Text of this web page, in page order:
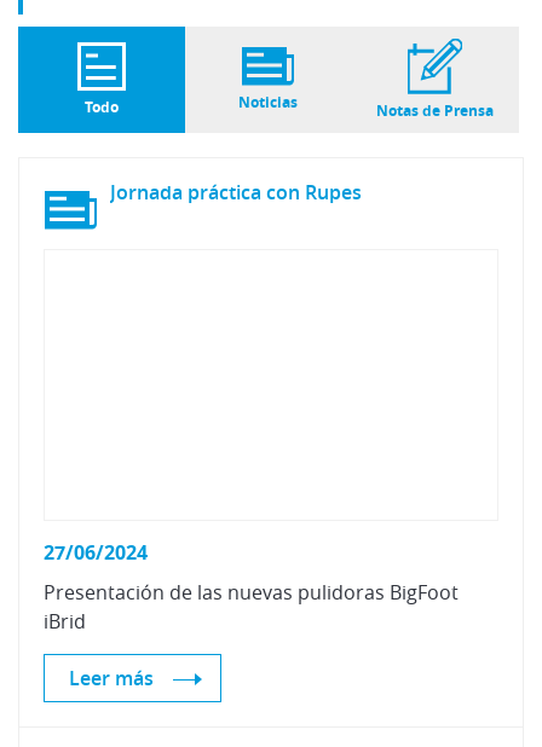
Todo Noticias Notas de Prensa
Jornada práctica con Rupes
27/06/2024
Presentación de las nuevas pulidoras BigFoot
iBrid
Leer más